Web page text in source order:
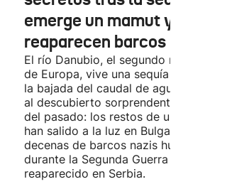
emerge un mamut y
reaparecen barcos nazis
El río Danubio, el segundo más largo
de Europa, vive una sequía histórica
la bajada del caudal de agua ha
al descubierto sorprendentes
del pasado: los restos de un mamut
han salido a la luz en Bulgaria y
decenas de barcos nazis hundidos
durante la Segunda Guerra Mundial
reaparecido en Serbia.